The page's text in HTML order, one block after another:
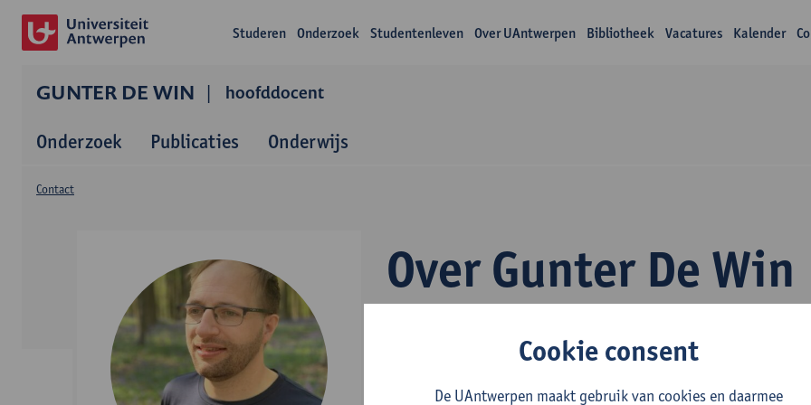
Studeren Onderzoek Studentenleven Over UAntwerpen Bibliotheek Vacatures Kalender
GUNTER DE WIN hoofddocent
Onderzoek Publicaties Onderwijs
Over Gunter De Win
Contact
Cookie consent
De UAntwerpen maakt gebruik van cookies en daarmee